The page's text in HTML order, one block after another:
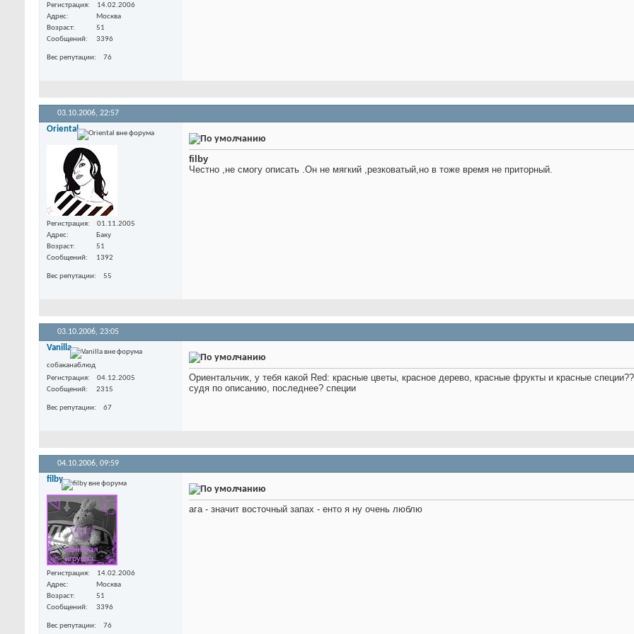
Регистрация
14.02.2006
Адрес
Москва
Возраст
51
Сообщений
3396
Вес репутации 76
03.10.2006, 22:57
Oriental
Регистрация
01.11.2005
Адрес
Баку
Возраст
51
Сообщений
1392
Вес репутации 55
filby
Честно ,не смогу описать .Он не мягкий ,резковатый,но в тоже время не приторный.
03.10.2006, 23:05
Vanilla
собаканаблюд
Регистрация
04.12.2005
Сообщений
2315
Вес репутации 67
Ориентальчик, у тебя какой Red: красные цветы, красное дерево, красные фрукты и красные
судя по описанию, последнее? специи
04.10.2006, 09:59
filby
Регистрация
14.02.2006
Адрес
Москва
Возраст
51
Сообщений
3396
Вес репутации 76
ага - значит восточный запах - енто я ну очень люблю